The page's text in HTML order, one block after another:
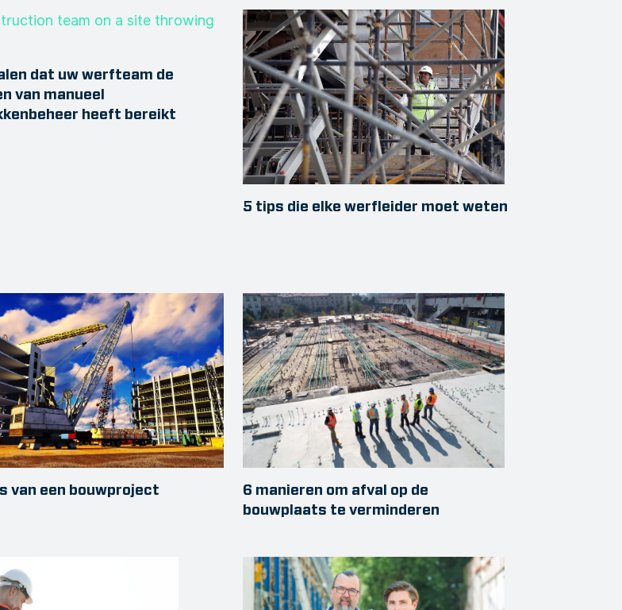
dat uw werfteam de
van manueel
heeft bereikt
5 tips die elke werfleider moet weten
van een bouwproject
6 manieren om afval op de
bouwplaats te verminderen